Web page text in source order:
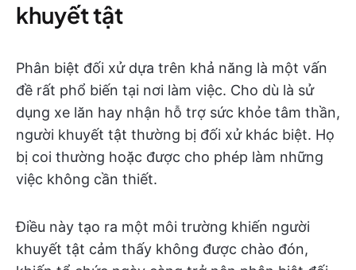
khuyết tật
Phân biệt đối xử dựa trên khả năng là một vấn
đề rất phổ biến tại nơi làm việc. Cho dù là sử
dụng xe lăn hay nhận hỗ trợ sức khỏe tâm thần,
người khuyết tật thường bị đối xử khác biệt. Họ
bị coi thường hoặc được cho phép làm những
việc không cần thiết.
Điều này tạo ra một môi trường khiến người
khuyết tật cảm thấy không được chào đón,